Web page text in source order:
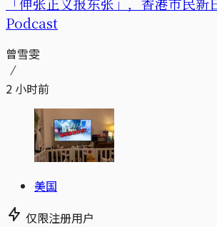
Podcast
曾雪雯
2 小时前
美国
仅限注册用户